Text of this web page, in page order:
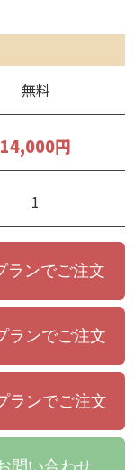
無料
14,000円
1